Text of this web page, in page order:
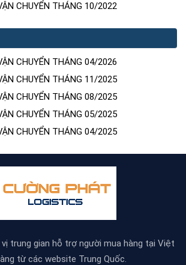
CHUYỂN THÁNG 10/2022
CHUYỂN THÁNG 04/2026
CHUYỂN THÁNG 11/2025
CHUYỂN THÁNG 08/2025
CHUYỂN THÁNG 05/2025
CHUYỂN THÁNG 04/2025
trung gian hỗ trợ người mua hàng tại Việt
từ các website Trung Quốc.